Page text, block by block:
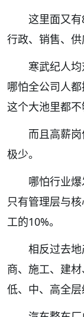
这里面又有
行政、销售、供
寒武纪人均
哪怕全公司人
这个大池里都不
而且高薪
极少。
哪怕行业爆
只有管理层与
工的10%。
相反过去
商、施工、建
低、中、高全层